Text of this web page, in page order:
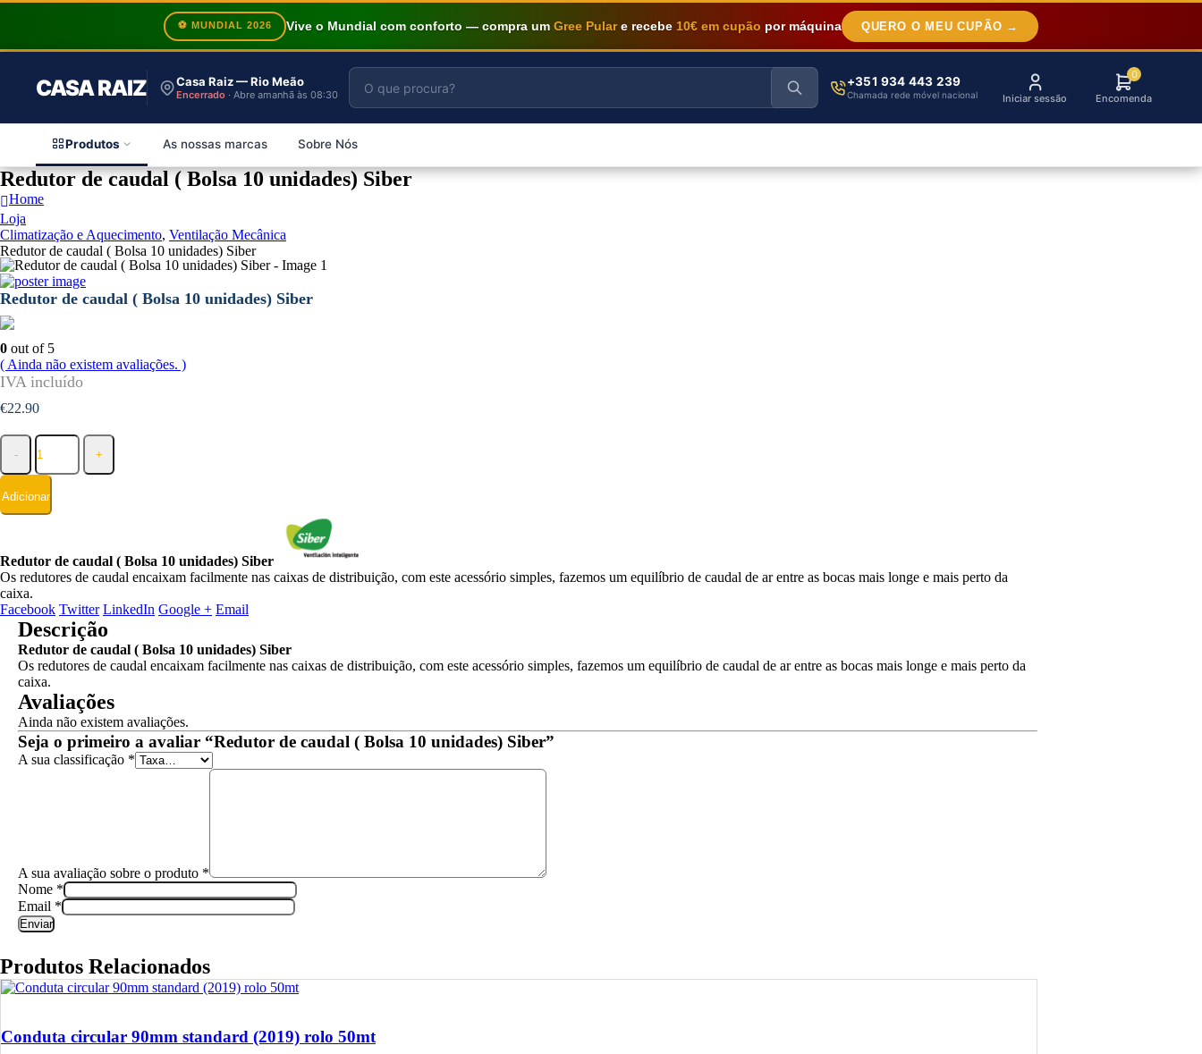
⚽ MUNDIAL 2026 Vive o Mundial com conforto — compra um Gree Pulare recebe 10€ em cupão por máquina QUERO O MEU CUPÃO →
CASA RAIZ Casa Raiz — Rio Meão
Encerrado · Abre amanhã às 08:30
+351 934 443 239
Chamada rede móvel nacional Iniciar sessão
0
Encomenda
Produtos As nossas marcas Sobre Nós
Redutor de caudal ( Bolsa 10 unidades) Siber
Home
Loja
Climatização e Aquecimento, Ventilação Mecânica
Redutor de caudal ( Bolsa 10 unidades) Siber
Redutor de caudal ( Bolsa 10 unidades) Siber
0 out of 5
( Ainda não existem avaliações. )
€22.90
- +
Adicionar
Redutor de caudal ( Bolsa 10 unidades) Siber
Os redutores de caudal encaixam facilmente nas caixas de distribuição, com este acessório simples, fazemos um equilíbrio de caudal de ar entre as bocas mais longe e mais perto da
caixa.
Facebook Twitter LinkedIn Google + Email
Descrição
Redutor de caudal ( Bolsa 10 unidades) Siber
Os redutores de caudal encaixam facilmente nas caixas de distribuição, com este acessório simples, fazemos um equilíbrio de caudal de ar entre as bocas mais longe e mais perto da
caixa.
Avaliações
Ainda não existem avaliações.
Seja o primeiro a avaliar “Redutor de caudal ( Bolsa 10 unidades) Siber”
A sua classificação *
A sua avaliação sobre o produto *
Nome *
Email *
Produtos Relacionados
Conduta circular 90mm standard (2019) rolo 50mt